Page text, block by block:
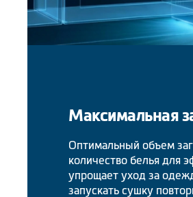
Максимальная
Оптимальный объем
количество белья для
упрощает уход за
запускать сушку